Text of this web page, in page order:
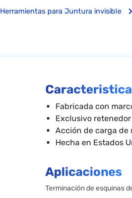
Herramientas para Juntura invisible
Fabricada con
Exclusivo
Acción de carga de
Hecha en Estados
Aplicaciones
Terminación de esquinas